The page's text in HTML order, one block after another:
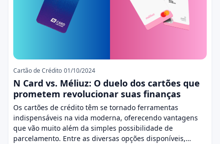
Cartão de Crédito 01/10/2024
N Card vs. Méliuz: O duelo dos cartões que
prometem revolucionar suas finanças
Os cartões de crédito têm se tornado ferramentas
indispensáveis na vida moderna, oferecendo vantagens
que vão muito além da simples possibilidade de
parcelamento. Entre as diversas opções disponíveis,…